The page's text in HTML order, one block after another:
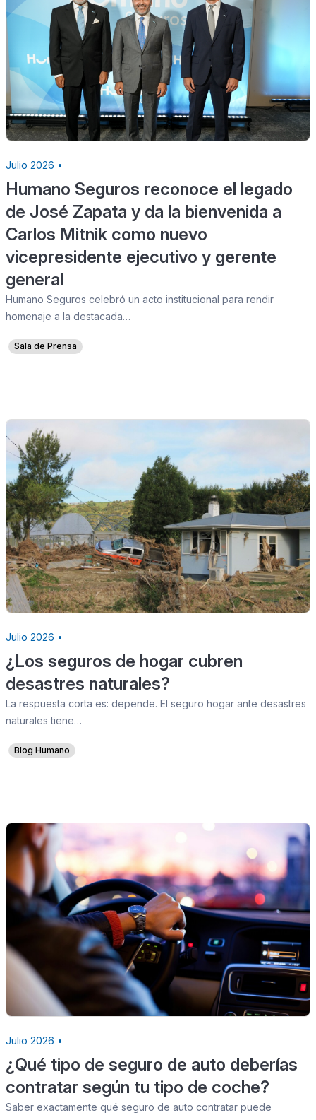
Julio 2026 •
Humano Seguros reconoce el legado
de José Zapata y da la bienvenida a
Carlos Mitnik como nuevo
vicepresidente ejecutivo y gerente
general
Humano Seguros celebró un acto institucional para rendir
homenaje a la destacada…
Sala de Prensa
Julio 2026 •
¿Los seguros de hogar cubren
desastres naturales?
La respuesta corta es: depende. El seguro hogar ante desastres
naturales tiene…
Blog Humano
Julio 2026 •
¿Qué tipo de seguro de auto deberías
contratar según tu tipo de coche?
Saber exactamente qué seguro de auto contratar puede